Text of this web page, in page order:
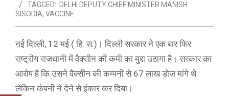
TAGGED: DELHI DEPUTY CHIEF MINISTER MANISH
SISODIA, VACCINE
नई दिल्ली, 12 मई ( हि. स.)। दिल्ली सरकार ने एक बार फिर
राष्ट्रीय राजधानी में वैक्सीन की कमी का मुद्दा उठाया है। सरकार का
आरोप है कि उसने वैक्सीन की कम्पनी से 67 लाख डोज मांगे थे
लेकिन कंपनी ने देने से इंकार कर दिया।